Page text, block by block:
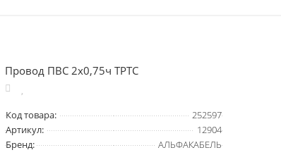
Провод ПВС 2х0,75ч ТРТС
Код товара:
252597
Артикул:
12904
Бренд:
АЛЬФАКАБЕЛЬ